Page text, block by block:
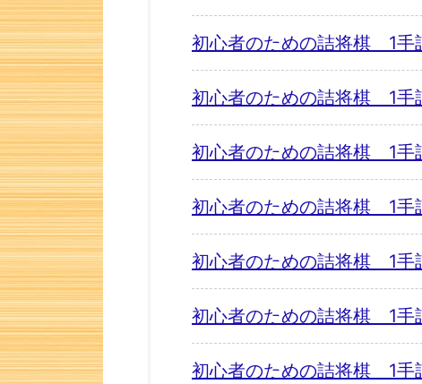
初心者のための詰将棋 1
初心者のための詰将棋 1
初心者のための詰将棋 1
初心者のための詰将棋 1
初心者のための詰将棋 1
初心者のための詰将棋 1
初心者のための詰将棋 1